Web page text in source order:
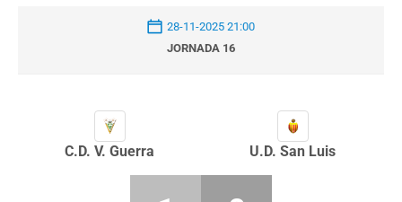
28-11-2025 21:00
JORNADA 16
C.D. V. Guerra U.D. San Luis